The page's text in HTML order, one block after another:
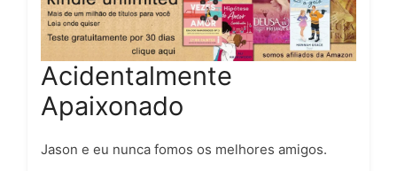
Acidentalmente
Apaixonado
Jason e eu nunca fomos os melhores amigos.